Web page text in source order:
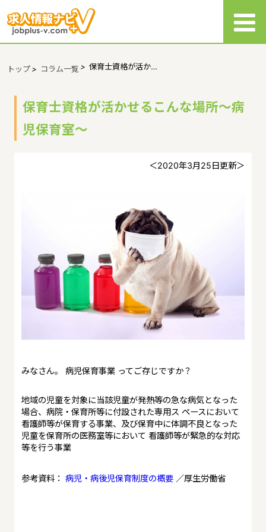
トップ> コラム一覧 > 保育士資格が活か…
保育士資格が活かせるこんな場所～病
児保育室～
＜2020年3月25日更新＞
みなさん。 病児保育事業 ってご存じですか？
地域の児童を対象に当該児童が発熱等の急な病気となった
場合、病院・保育所等に付設された専用ス ペースにおいて
看護師等が保育する事業、及び保育中に体調不良となった
児童を保育所の医務室等において 看護師等が緊急的な対応
等を行う事業
参考資料： 病児・病後児保育制度の概要／厚生労働省